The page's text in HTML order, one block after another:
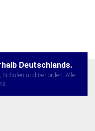
Deutschlands.
und Behörden. Alle